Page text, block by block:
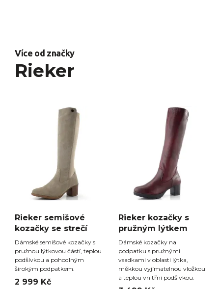
Více od značky
Rieker
Rieker semišové
kozačky se strečí
Dámské semišové kozačky s
pružnou lýtkovou částí, teplou
podšívkou a pohodlným
širokým podpatkem.
2 999 Kč
Rieker kozačky s
pružným lýtkem
Dámské kozačky na
podpatku s pružnými
vsadkami v oblasti lýtka,
měkkou vyjímatelnou vložkou
a teplou vnitřní podšívkou.